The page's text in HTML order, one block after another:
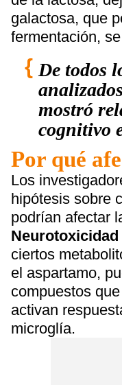
galactosa, que
fermentación,
De todos
mostró
cognitivo
Por qué
Los
hipótesis sobre
podrían afectar
ciertos
el aspartamo,
compuestos
activan
microglía.